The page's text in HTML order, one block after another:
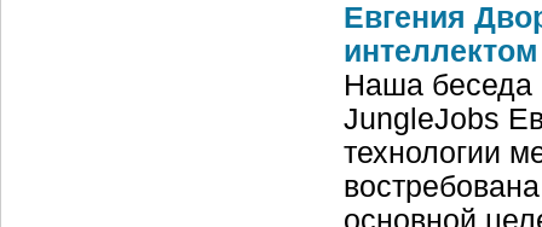
Евгения
интеллектом
Наша беседа
JungleJobs
технологии